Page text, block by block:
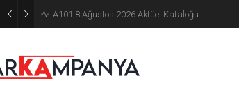
A101 8 Ağustos 2026 Aktüel Kataloğu